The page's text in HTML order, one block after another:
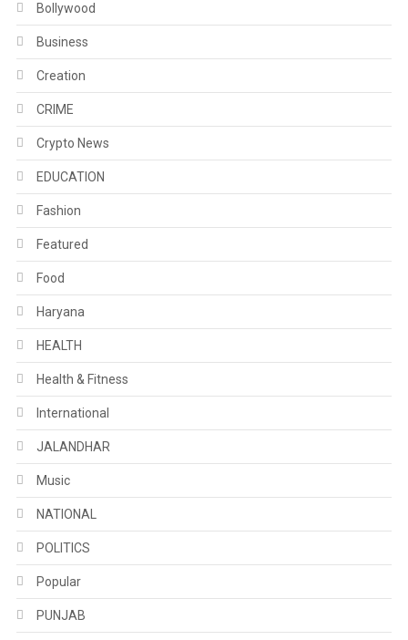
Bollywood
Business
Creation
CRIME
Crypto News
EDUCATION
Fashion
Featured
Food
Haryana
HEALTH
Health & Fitness
International
JALANDHAR
Music
NATIONAL
POLITICS
Popular
PUNJAB